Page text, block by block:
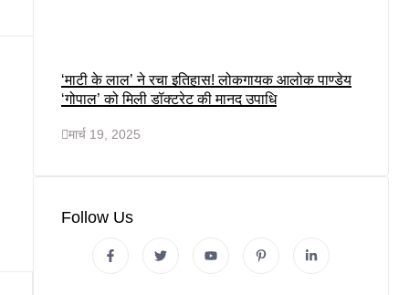
‘माटी के लाल’ ने रचा इतिहास! लोकगायक आलोक पाण्डेय
‘गोपाल’ को मिली डॉक्टरेट की मानद उपाधि
मार्च 19, 2025
Follow Us